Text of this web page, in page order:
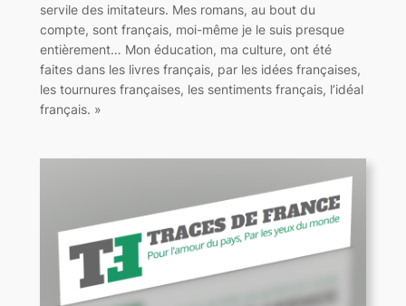
servile des imitateurs. Mes romans, au bout du
compte, sont français, moi-même je le suis presque
entièrement… Mon éducation, ma culture, ont été
faites dans les livres français, par les idées françaises,
les tournures françaises, les sentiments français, l’idéal
français. »